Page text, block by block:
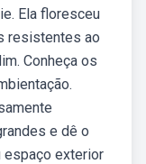
Ela floresceu
resistentes ao
Conheça os
e dê o
espaço exterior